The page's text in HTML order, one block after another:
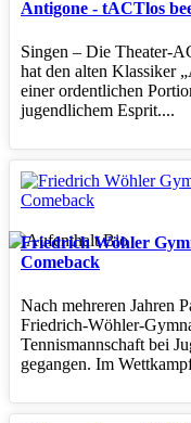
Antigone - tACTlos
Singen – Die
hat den alten Klassiker
einer ordentlichen
jugendlichem Esprit....
Friedrich Wöhler
Comeback
Nach mehreren Jahren
Tennismannschaft bei
gegangen. Im